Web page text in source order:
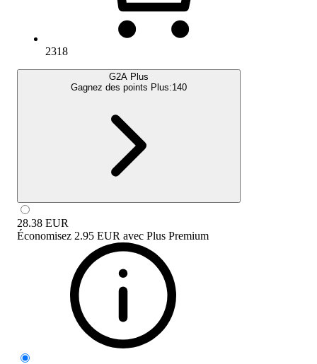
2318
G2A Plus
Gagnez des points Plus:140
28.38 EUR
Économisez 2.95 EUR avec Plus Premium